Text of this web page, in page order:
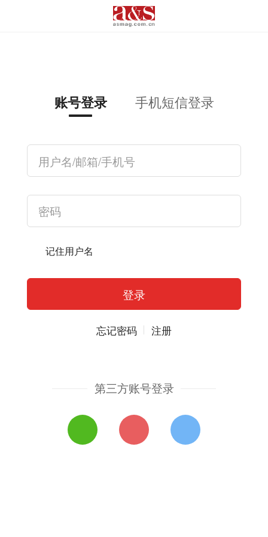
账号登录 手机短信登录
记住用户名
忘记密码 注册
第三方账号登录